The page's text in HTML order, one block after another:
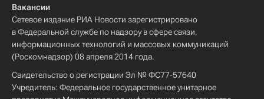
Вакансии
Сетевое издание РИА Новости зарегистрировано
в Федеральной службе по надзору в сфере связи,
информационных технологий и массовых коммуникаций
(Роскомнадзор) 08 апреля 2014 года.
Свидетельство о регистрации Эл № ФС77-57640
Учредитель: Федеральное государственное унитарное